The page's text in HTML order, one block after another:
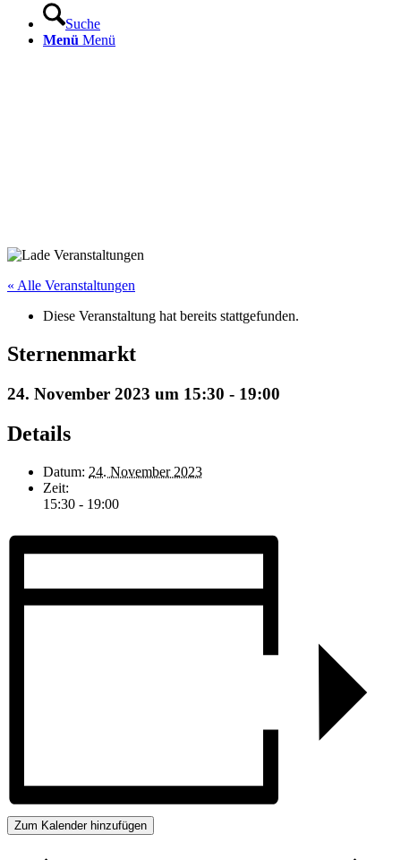
Suche
Menü Menü
« Alle Veranstaltungen
Diese Veranstaltung hat bereits stattgefunden.
Sternenmarkt
24. November 2023 um 15:30 - 19:00
Details
Datum: 24. November 2023
Zeit:
15:30 - 19:00
Zum Kalender hinzufügen